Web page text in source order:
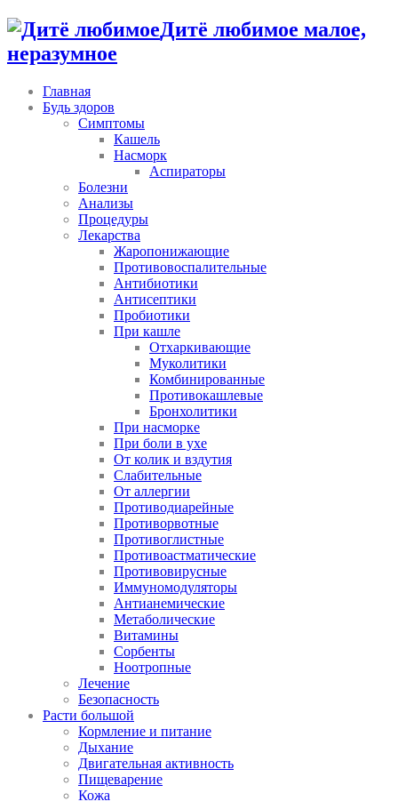
Дитё любимое малое,
неразумное
Главная
Будь здоров
Симптомы
Кашель
Насморк
Аспираторы
Болезни
Анализы
Процедуры
Лекарства
Жаропонижающие
Противовоспалительные
Антибиотики
Антисептики
Пробиотики
При кашле
Отхаркивающие
Муколитики
Комбинированные
Противокашлевые
Бронхолитики
При насморке
При боли в ухе
От колик и вздутия
Слабительные
От аллергии
Противодиарейные
Противорвотные
Противоглистные
Противоастматические
Противовирусные
Иммуномодуляторы
Антианемические
Метаболические
Витамины
Сорбенты
Ноотропные
Лечение
Безопасность
Расти большой
Кормление и питание
Дыхание
Двигательная активность
Пищеварение
Кожа